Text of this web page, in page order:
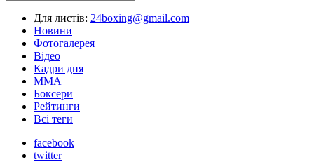
Для листів: 24boxing@gmail.com
Новини
Фотогалерея
Відео
Кадри дня
ММА
Боксери
Рейтинги
Всі теги
facebook
twitter